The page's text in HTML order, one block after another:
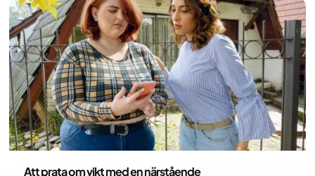
Att prata om vikt med en närstående